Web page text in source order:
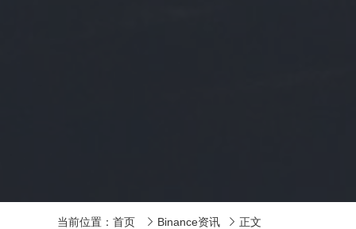
当前位置： 首页  Binance资讯  正文